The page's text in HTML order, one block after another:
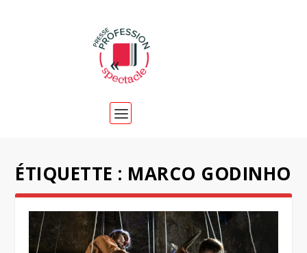
ÉTIQUETTE : MARCO GODINHO